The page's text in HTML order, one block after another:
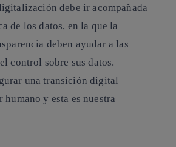
debe ir acompañada
de los datos, en la que la
deben ayudar a las
control sobre sus datos.
una transición digital
humano y esta es nuestra